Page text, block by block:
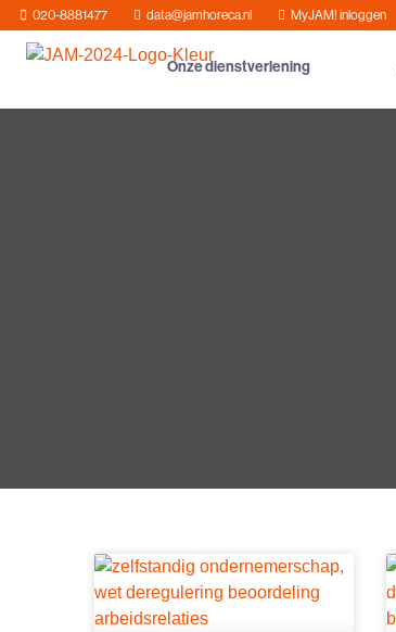
020-8881477 data@jamhoreca.nl MyJAM! inloggen
Onze dienstverlening